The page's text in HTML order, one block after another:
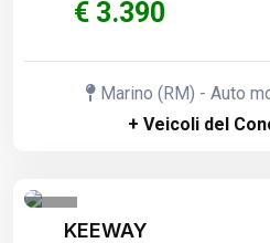
€ 3.390
Marino (RM) - Auto
+ Veicoli del
KEEWAY